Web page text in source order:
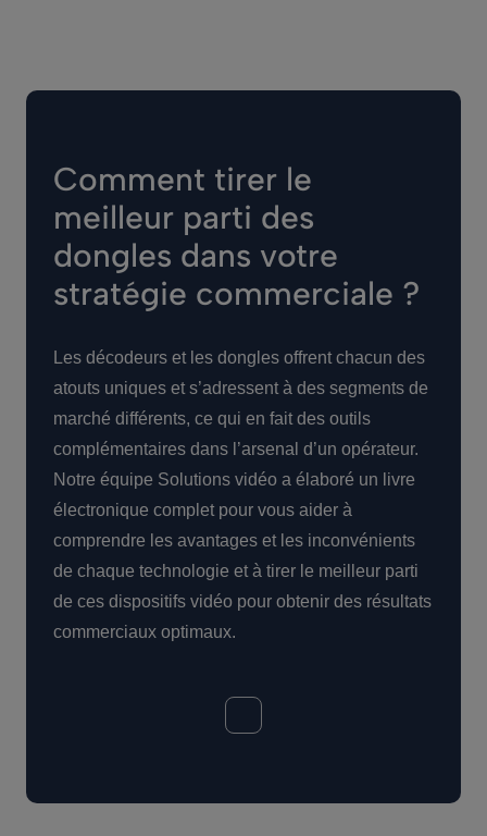
Comment tirer le
meilleur parti des
dongles dans votre
stratégie commerciale ?
Les décodeurs et les dongles offrent chacun des
atouts uniques et s’adressent à des segments de
marché différents, ce qui en fait des outils
complémentaires dans l’arsenal d’un opérateur.
Notre équipe Solutions vidéo a élaboré un livre
électronique complet pour vous aider à
comprendre les avantages et les inconvénients
de chaque technologie et à tirer le meilleur parti
de ces dispositifs vidéo pour obtenir des résultats
commerciaux optimaux.